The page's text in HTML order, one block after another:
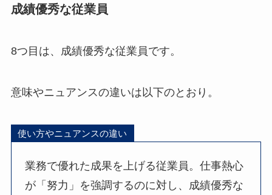
成績優秀な従業員
8つ目は、成績優秀な従業員です。
意味やニュアンスの違いは以下のとおり。
使い方やニュアンスの違い
業務で優れた成果を上げる従業員。仕事熱心
が「努力」を強調するのに対し、成績優秀な